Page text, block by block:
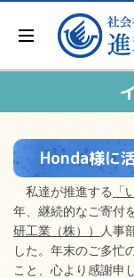
Honda様に
私達が推進する「
年、継続的なご寄付
研工業（株））人事
した。年末のご多忙
こと、心より感謝申